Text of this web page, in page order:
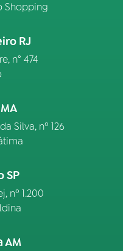
Shopping
RJ
n° 474
Silva, nº 126
SP
nº 1.200
AM